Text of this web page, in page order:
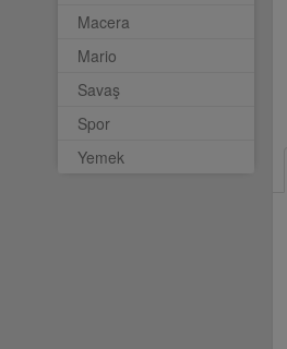
Macera
Mario
Savaş
Spor
Yemek